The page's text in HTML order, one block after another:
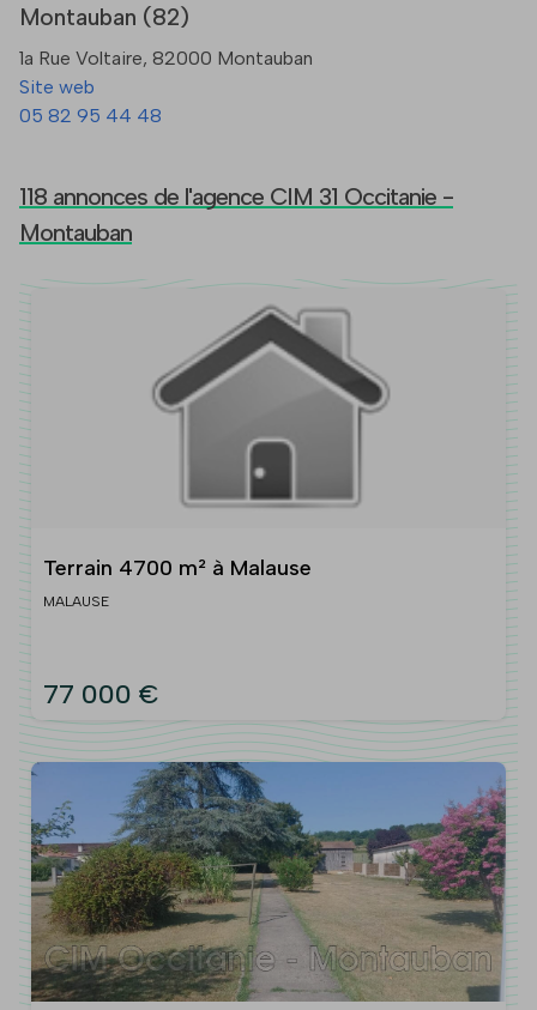
Montauban (82)
1a Rue Voltaire, 82000 Montauban
Site web
05 82 95 44 48
118 annonces de l'agence CIM 31 Occitanie -
Montauban
Terrain 4700 m² à Malause
MALAUSE
77 000 €